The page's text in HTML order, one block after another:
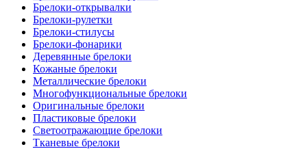
Брелоки-открывалки
Брелоки-рулетки
Брелоки-стилусы
Брелоки-фонарики
Деревянные брелоки
Кожаные брелоки
Металлические брелоки
Многофункциональные брелоки
Оригинальные брелоки
Пластиковые брелоки
Светоотражающие брелоки
Тканевые брелоки